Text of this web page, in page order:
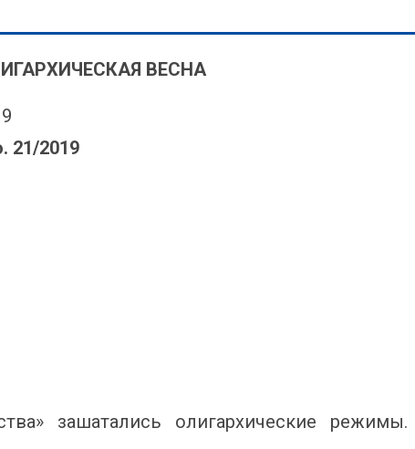
ВЕСНА
21/2019
зашатались олигархические